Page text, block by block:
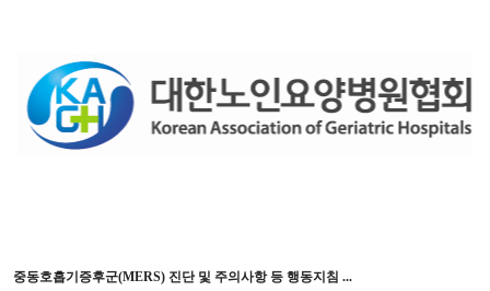
중동호흡기증후군(MERS) 진단 및 주의사항 등 행동지침 ...